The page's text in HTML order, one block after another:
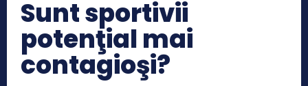
Sunt sportivii
potenţial mai
contagioşi?